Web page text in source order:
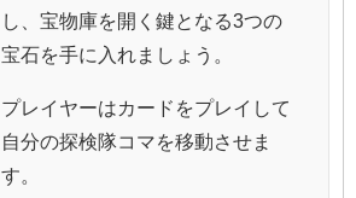
し、宝物庫を開く鍵となる3つの
宝石を手に入れましょう。
プレイヤーはカードをプレイして
自分の探検隊コマを移動させま
す。